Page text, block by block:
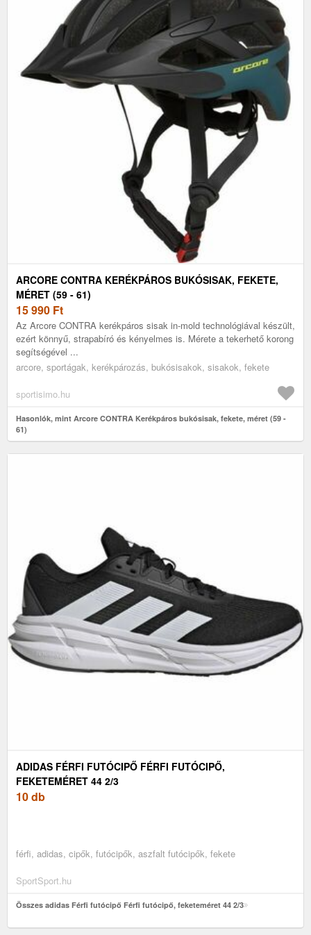
ARCORE CONTRA KERÉKPÁROS BUKÓSISAK, FEKETE,
MÉRET (59 - 61)
15 990 Ft
Az Arcore CONTRA kerékpáros sisak in-mold technológiával készült,
ezért könnyű, strapabíró és kényelmes is. Mérete a tekerhető korong
segítségével ...
arcore, sportágak, kerékpározás, bukósisakok, sisakok, fekete
sportisimo.hu
Hasonlók, mint Arcore CONTRA Kerékpáros bukósisak, fekete, méret (59 -
61)
ADIDAS FÉRFI FUTÓCIPŐ FÉRFI FUTÓCIPŐ,
FEKETEMÉRET 44 2/3
10 db
férfi, adidas, cipők, futócipők, aszfalt futócipők, fekete
SportSport.hu
Összes adidas Férfi futócipő Férfi futócipő, feketeméret 44 2/3